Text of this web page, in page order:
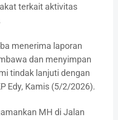
terkait aktivitas
menerima laporan
dan menyimpan
tindak lanjuti dengan
Edy, Kamis (5/2/2026).
MH di Jalan